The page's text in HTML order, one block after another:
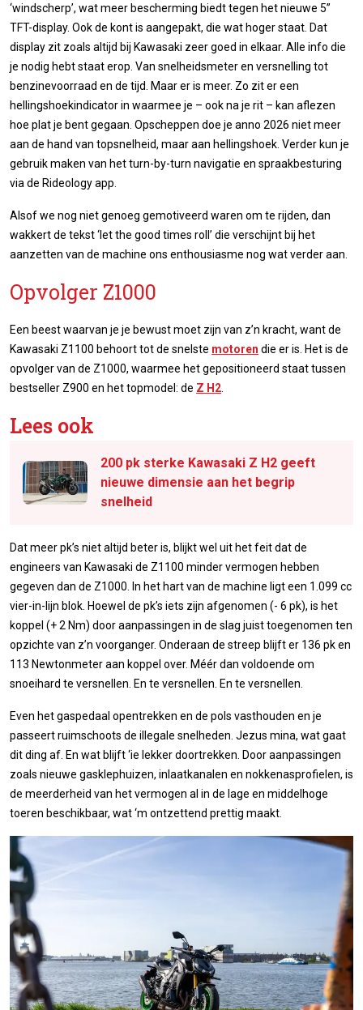
‘windscherp’, wat meer bescherming biedt tegen het nieuwe 5”
TFT-display. Ook de kont is aangepakt, die wat hoger staat. Dat
display zit zoals altijd bij Kawasaki zeer goed in elkaar. Alle info die
je nodig hebt staat erop. Van snelheidsmeter en versnelling tot
benzinevoorraad en de tijd. Maar er is meer. Zo zit er een
hellingshoekindicator in waarmee je – ook na je rit – kan aflezen
hoe plat je bent gegaan. Opscheppen doe je anno 2026 niet meer
aan de hand van topsnelheid, maar aan hellingshoek. Verder kun je
gebruik maken van het turn-by-turn navigatie en spraakbesturing
via de Rideology app.
Alsof we nog niet genoeg gemotiveerd waren om te rijden, dan
wakkert de tekst ‘let the good times roll’ die verschijnt bij het
aanzetten van de machine ons enthousiasme nog wat verder aan.
Opvolger Z1000
Een beest waarvan je je bewust moet zijn van z’n kracht, want de
Kawasaki Z1100 behoort tot de snelste motoren die er is. Het is de
opvolger van de Z1000, waarmee het gepositioneerd staat tussen
bestseller Z900 en het topmodel: de Z H2
Lees ook
200 pk sterke Kawasaki Z H2 geeft
nieuwe dimensie aan het begrip
snelheid
Dat meer pk’s niet altijd beter is, blijkt wel uit het feit dat de
engineers van Kawasaki de Z1100 minder vermogen hebben
gegeven dan de Z1000. In het hart van de machine ligt een 1.099 cc
vier-in-lijn blok. Hoewel de pk’s iets zijn afgenomen (- 6 pk), is het
koppel (+ 2 Nm) door aanpassingen in de slag juist toegenomen ten
opzichte van z’n voorganger. Onderaan de streep blijft er 136 pk en
113 Newtonmeter aan koppel over. Méér dan voldoende om
snoeihard te versnellen. En te versnellen. En te versnellen.
Even het gaspedaal opentrekken en de pols vasthouden en je
passeert ruimschoots de illegale snelheden. Jezus mina, wat gaat
dit ding af. En wat blijft ‘ie lekker doortrekken. Door aanpassingen
zoals nieuwe gasklephuizen, inlaatkanalen en nokkenasprofielen, is
de meerderheid van het vermogen al in de lage en middelhoge
toeren beschikbaar, wat ‘m ontzettend prettig maakt.